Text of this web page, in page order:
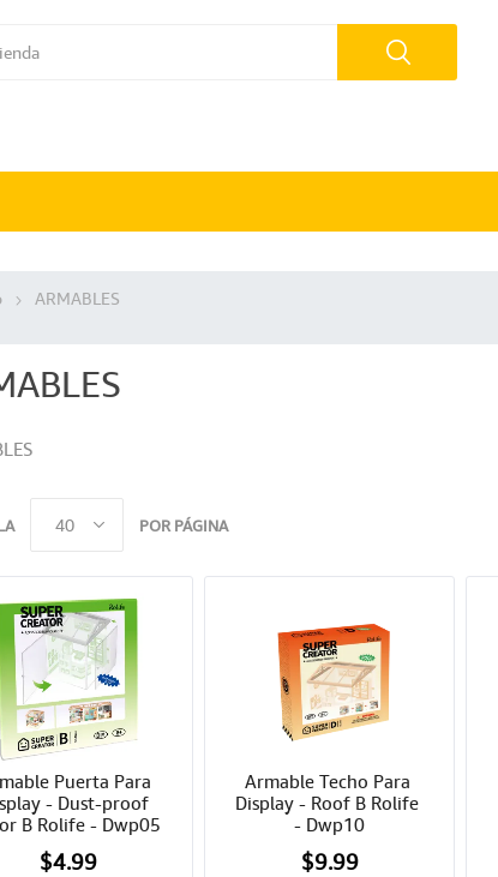
ARMABLES
POR PÁGINA
Puerta Para
- Dust-proof
B Rolife - Dwp05
$4.99
Armable Techo Para
Display - Roof B Rolife
- Dwp10
$9.99